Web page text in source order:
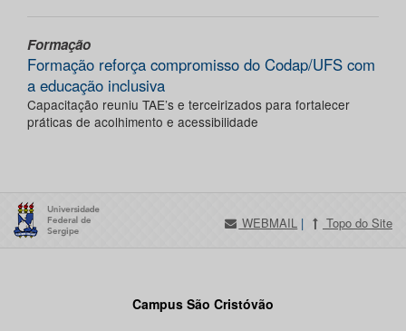
Formação
Formação reforça compromisso do Codap/UFS com
a educação inclusiva
Capacitação reuniu TAE’s e terceirizados para fortalecer
práticas de acolhimento e acessibilidade
WEBMAIL | Topo do Site
Campus São Cristóvão